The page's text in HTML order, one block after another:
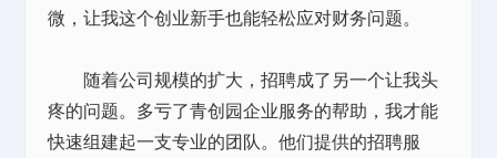
微，让我这个创业新手也能轻松应对财务问题。
随着公司规模的扩大，招聘成了另一个让我头
疼的问题。多亏了青创园企业服务的帮助，我才能
快速组建起一支专业的团队。他们提供的招聘服